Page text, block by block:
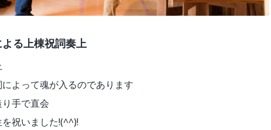
る上棟祝詞奏上
よって魂が入るのであります
手で直会
祝いました!(^^)!